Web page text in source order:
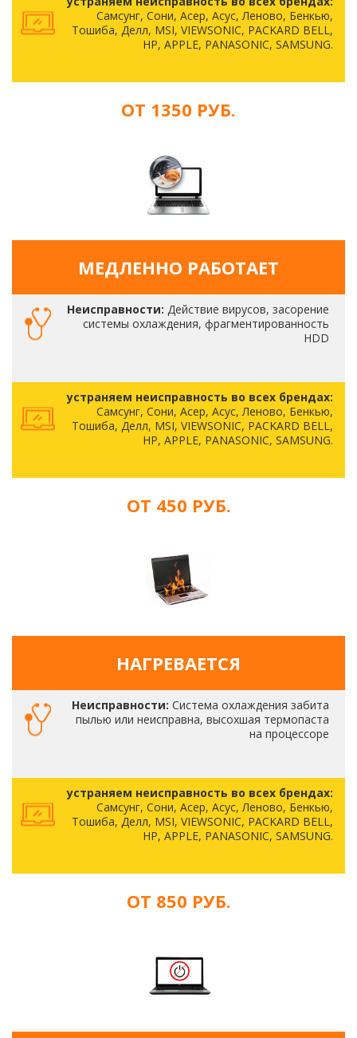
Самсунг, Сони, Асер, Асус, Леново, Бенкью,
Тошиба, Делл, MSI, VIEWSONIC, PACKARD BELL,
HP, APPLE, PANASONIC, SAMSUNG.
ОТ 1350 РУБ.
МЕДЛЕННО РАБОТАЕТ
Неисправности: Действие вирусов, засорение
системы охлаждения, фрагментированность
HDD
устраняем неисправность во всех брендах:
Самсунг, Сони, Асер, Асус, Леново, Бенкью,
Тошиба, Делл, MSI, VIEWSONIC, PACKARD BELL,
HP, APPLE, PANASONIC, SAMSUNG.
ОТ 450 РУБ.
НАГРЕВАЕТСЯ
Неисправности: Система охлаждения забита
пылью или неисправна, высохшая термопаста
на процессоре
устраняем неисправность во всех брендах:
Самсунг, Сони, Асер, Асус, Леново, Бенкью,
Тошиба, Делл, MSI, VIEWSONIC, PACKARD BELL,
HP, APPLE, PANASONIC, SAMSUNG.
ОТ 850 РУБ.